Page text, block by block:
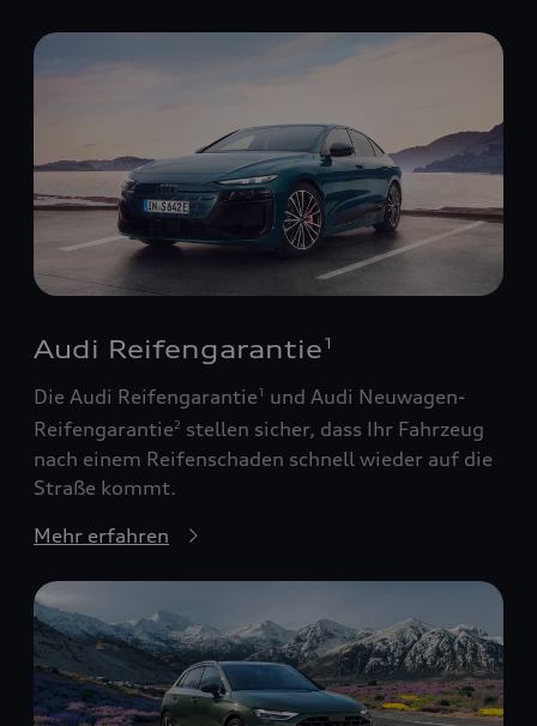
Audi Reifengarantie 1
Die Audi Reifengarantie1
und Audi Neuwagen-
Reifengarantie2 stellen sicher, dass Ihr Fahrzeug
nach einem Reifenschaden schnell wieder auf die
Straße kommt.
Mehr erfahren